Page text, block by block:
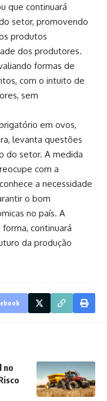
que continuará
setor, promovendo
produtos
dos produtores.
formas de
com o intuito de
sem
em ovos,
levanta questões
do setor. A medida
com a
a necessidade
o bom
no país. A
continuará
da produção
no